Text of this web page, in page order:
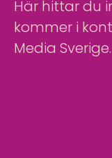
Här hittar du
kommer i
Media Sverige.